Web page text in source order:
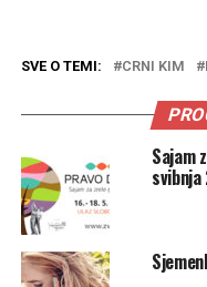
SVE O TEMI: CRNI KIM
Sajam
svibnja